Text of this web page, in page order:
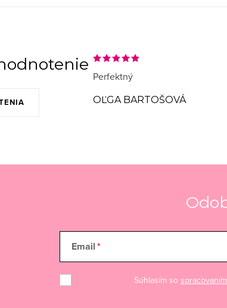
Perfektný
OĽGA BARTOŠOVÁ
Email
Súhlasím so